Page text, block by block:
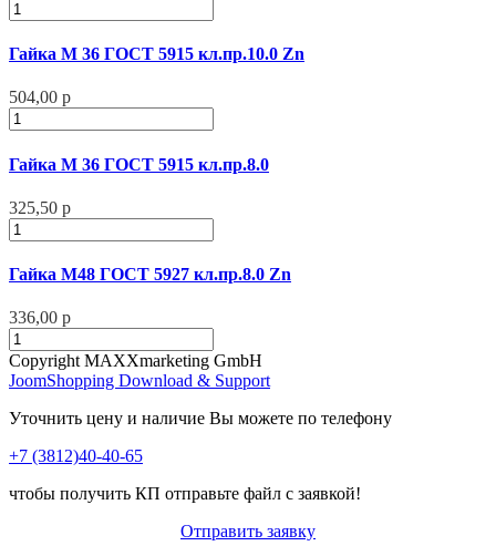
Гайка М 36 ГОСТ 5915 кл.пр.10.0 Zn
504,00 р
Гайка М 36 ГОСТ 5915 кл.пр.8.0
325,50 р
Гайка М48 ГОСТ 5927 кл.пр.8.0 Zn
336,00 р
Copyright MAXXmarketing GmbH
JoomShopping Download & Support
Уточнить цену и наличие Вы можете по телефону
+7 (3812)40-40-65
чтобы получить КП отправьте файл с заявкой!
Отправить заявку